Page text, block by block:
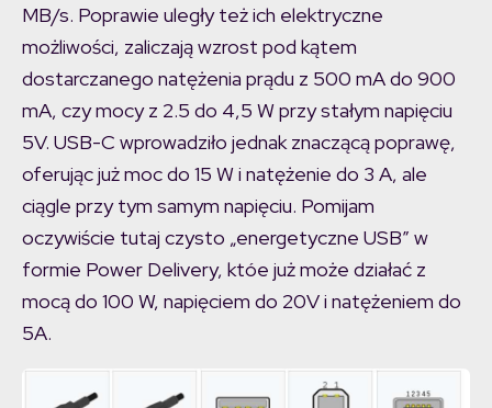
MB/s. Poprawie uległy też ich elektryczne
możliwości, zaliczają wzrost pod kątem
dostarczanego natężenia prądu z 500 mA do 900
mA, czy mocy z 2.5 do 4,5 W przy stałym napięciu
5V. USB-C wprowadziło jednak znaczącą poprawę,
oferując już moc do 15 W i natężenie do 3 A, ale
ciągle przy tym samym napięciu. Pomijam
oczywiście tutaj czysto „energetyczne USB” w
formie Power Delivery, któe już może działać z
mocą do 100 W, napięciem do 20V i natężeniem do
5A.